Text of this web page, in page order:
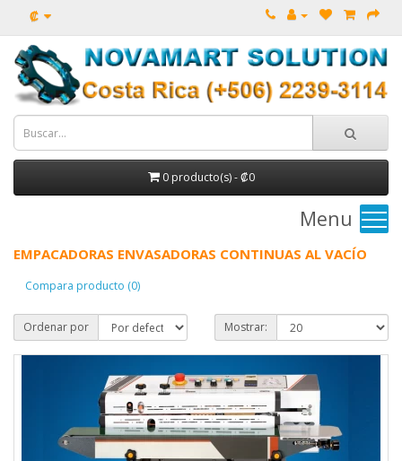
₡
0 producto(s) - ₡0
Menu
EMPACADORAS ENVASADORAS CONTINUAS AL VACÍO
Compara producto (0)
Ordenar por Mostrar: